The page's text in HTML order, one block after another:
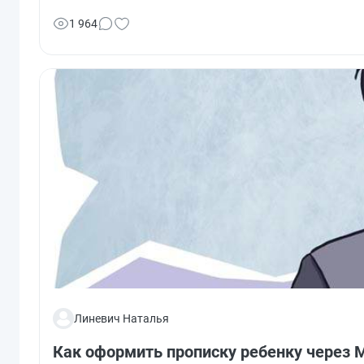
1 964
Линевич Наталья
Как оформить прописку ребенку